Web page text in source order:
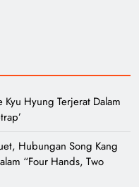
Kyu Hyung Terjerat Dalam
Hubungan Song Kang
“Four Hands, Two